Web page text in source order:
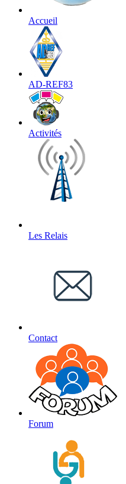
Accueil
AD-REF83
Activités
Les Relais
Contact
Forum